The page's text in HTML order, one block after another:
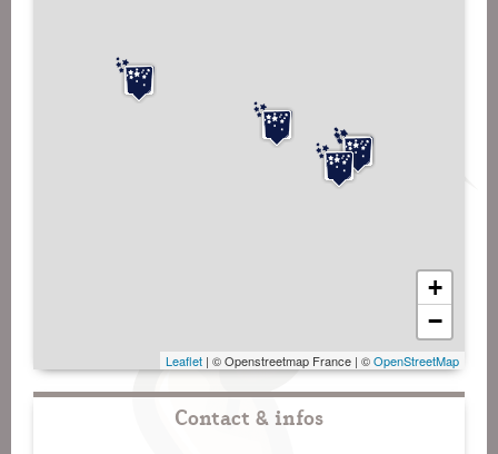
+
−
Leaflet | © Openstreetmap France | ©OpenStreetMap
Contact & infos